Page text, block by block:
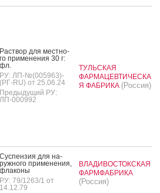
Рас­твор для мес­тно­
го при­мене­ния 30 г:
фл.
РУ: ЛП-№(005963)-
(РГ-RU) от 25.06.24
Предыдущий РУ:
ЛП-000992
ТУЛЬСКАЯ
ФАРМАЦЕВТИЧЕСКА
Я ФАБРИКА (Россия)
Сус­пензия для на­
руж­но­го при­мене­ния,
фла­коны
РУ: 79/1263/1 от
14.12.79
ВЛАДИВОСТОКСКАЯ
ФАРМФАБРИКА
(Россия)